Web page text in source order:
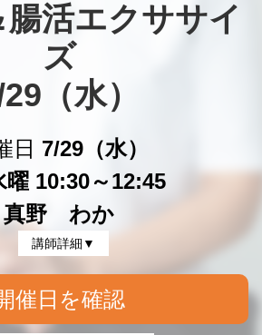
活エクササイ
ズ
（水）
日 7/29（水）
曜 10:30～12:45
真野 わか
講師詳細▼
催日を確認